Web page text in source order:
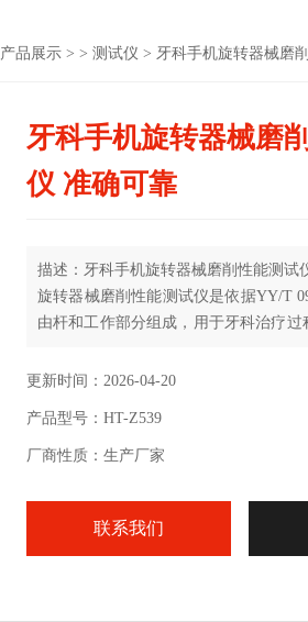
产品展示 > > 测试仪 > 牙科手机旋转器械磨
牙科手机旋转器械磨
仪 准确可靠
描述：牙科手机旋转器械磨削性能测试
旋转器械磨削性能测试仪是依据YY/T
由杆和工作部分组成，用于牙科治疗过
更新时间：2026-04-20
产品型号：HT-Z539
厂商性质：生产厂家
联系我们